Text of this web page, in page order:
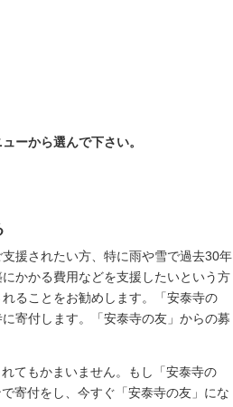
ーから選んで下さい。
援されたい方、特に雨や雪で過去30年
かかる費用などを支援したいという方
ることをお勧めします。「安泰寺の
寄付します。「安泰寺の友」からの募
てもかまいません。もし「安泰寺の
寄付をし、今すぐ「安泰寺の友」にな